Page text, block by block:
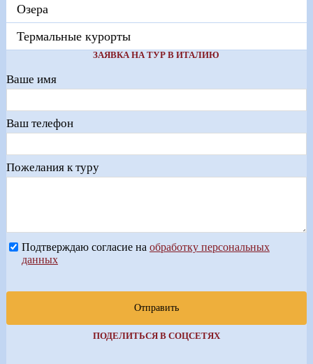
Озера
Термальные курорты
ЗАЯВКА НА ТУР В ИТАЛИЮ
Ваше имя
Ваш телефон
Пожелания к туру
Подтверждаю согласие на обработку персональных
данных
Отправить
ПОДЕЛИТЬСЯ В СОЦСЕТЯХ